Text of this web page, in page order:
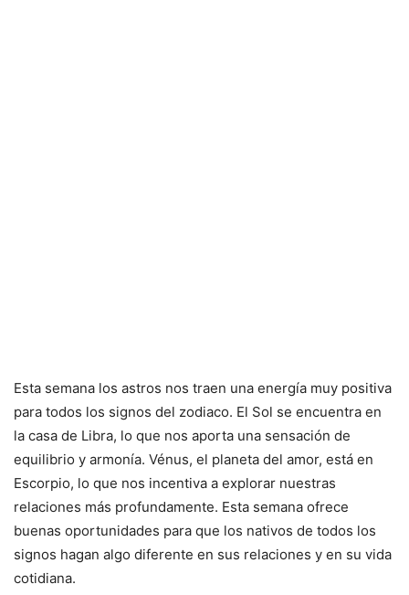
Esta semana los astros nos traen una energía muy positiva
para todos los signos del zodiaco. El Sol se encuentra en
la casa de Libra, lo que nos aporta una sensación de
equilibrio y armonía. Vénus, el planeta del amor, está en
Escorpio, lo que nos incentiva a explorar nuestras
relaciones más profundamente. Esta semana ofrece
buenas oportunidades para que los nativos de todos los
signos hagan algo diferente en sus relaciones y en su vida
cotidiana.